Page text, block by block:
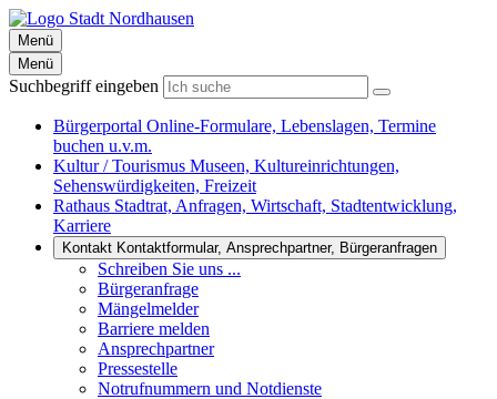
Menü
Menü
Suchbegriff eingeben
Bürgerportal Online-Formulare, Lebenslagen, Termine
buchen u.v.m.
Kultur / Tourismus Museen, Kultureinrichtungen,
Sehenswürdigkeiten, Freizeit
Rathaus Stadtrat, Anfragen, Wirtschaft, Stadtentwicklung,
Karriere
Kontakt Kontaktformular, Ansprechpartner, Bürgeranfragen
Schreiben Sie uns ...
Bürgeranfrage
Mängelmelder
Barriere melden
Ansprechpartner
Pressestelle
Notrufnummern und Notdienste